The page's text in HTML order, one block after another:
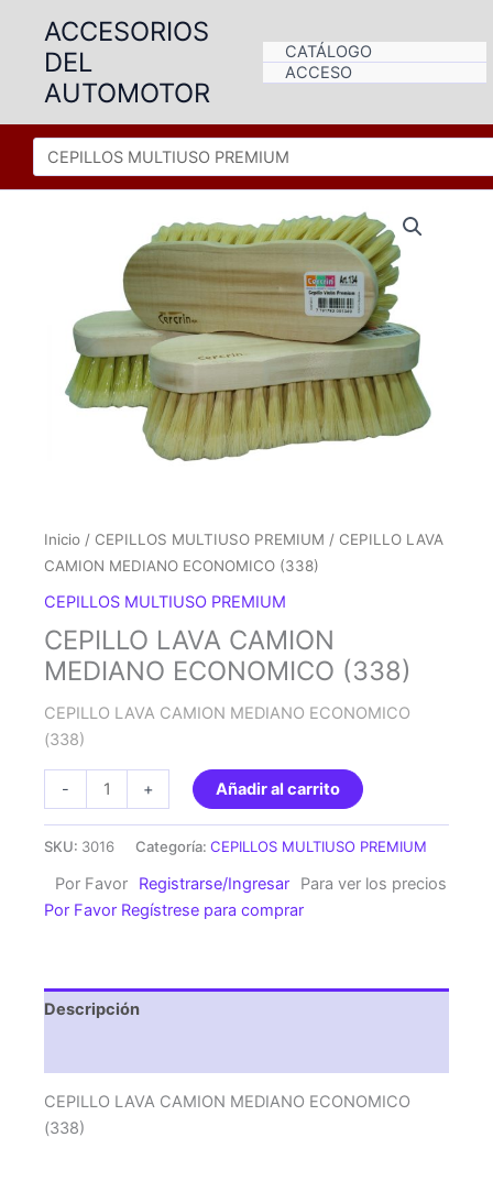
contenido
ACCESORIOS
DEL
AUTOMOTOR
CATÁLOGO
ACCESO
Inicio / CEPILLOS MULTIUSO PREMIUM / CEPILLO LAVA
CAMION MEDIANO ECONOMICO (338)
CEPILLOS MULTIUSO PREMIUM
CEPILLO LAVA CAMION
MEDIANO ECONOMICO (338)
CEPILLO LAVA CAMION MEDIANO ECONOMICO
(338)
-
CEPILLO
LAVA
ECONOMICO
(338)
+ Añadir al carrito
SKU: 3016 Categoría: CEPILLOS MULTIUSO PREMIUM
Por Favor Registrarse/Ingresar
Para ver los precios
Por Favor Regístrese para comprar
Descripción
CEPILLO LAVA CAMION MEDIANO ECONOMICO
(338)